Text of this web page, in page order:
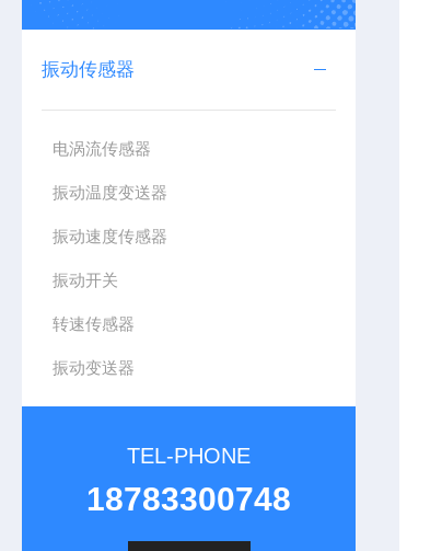
振动传感器
电涡流传感器
振动温度变送器
振动速度传感器
振动开关
转速传感器
振动变送器
TEL-PHONE
18783300748